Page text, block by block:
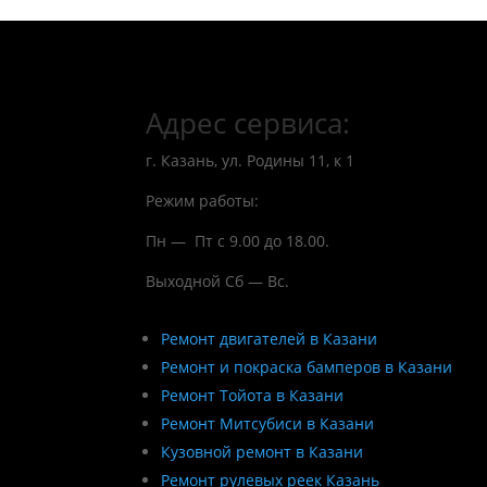
Адрес сервиса:
г. Казань, ул. Родины 11, к 1
Режим работы:
Пн — Пт с 9.00 до 18.00.
Выходной Сб — Вс.
Ремонт двигателей в Казани
Ремонт и покраска бамперов в Казани
Ремонт Тойота в Казани
Ремонт Митсубиси в Казани
Кузовной ремонт в Казани
Ремонт рулевых реек Казань